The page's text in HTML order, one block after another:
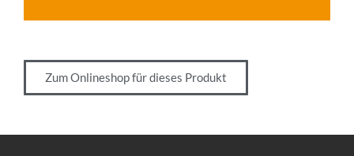
Zum Onlineshop für dieses Produkt